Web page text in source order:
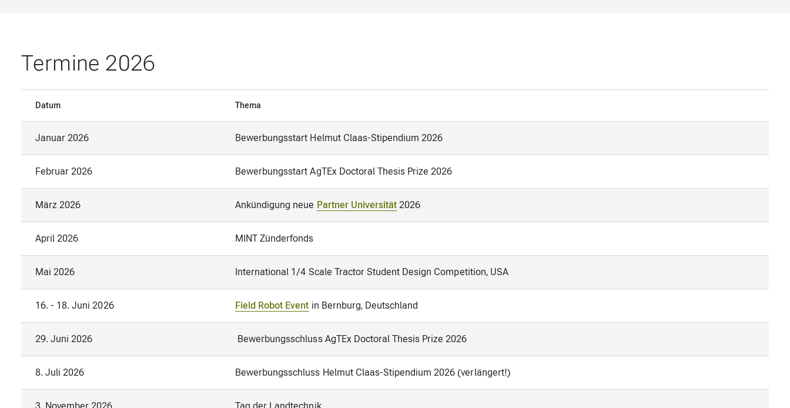
Termine 2026
Datum Thema
Januar 2026 Bewerbungsstart Helmut Claas-Stipendium 2026
Februar 2026 Bewerbungsstart AgTEx Doctoral Thesis Prize 2026
März 2026 Ankündigung neue Partner Universität 2026
April 2026 MINT Zünderfonds
Mai 2026 International 1/4 Scale Tractor Student Design Competition, USA
16. - 18. Juni 2026 Field Robot Event in Bernburg, Deutschland
29. Juni 2026 Bewerbungsschluss AgTEx Doctoral Thesis Prize 2026
8. Juli 2026 Bewerbungsschluss Helmut Claas-Stipendium 2026 (verlängert!)